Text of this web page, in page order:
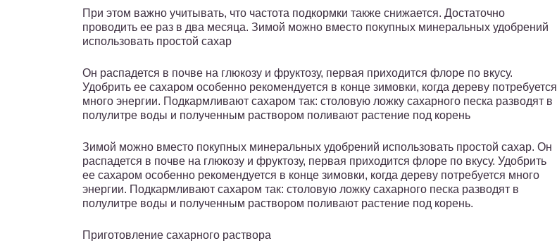
При этом важно учитывать, что частота подкормки также снижается. Достаточно
проводить ее раз в два месяца. Зимой можно вместо покупных минеральных удобрений
использовать простой сахар
Он распадется в почве на глюкозу и фруктозу, первая приходится флоре по вкусу.
Удобрить ее сахаром особенно рекомендуется в конце зимовки, когда дереву потребуется
много энергии. Подкармливают сахаром так: столовую ложку сахарного песка разводят в
полулитре воды и полученным раствором поливают растение под корень
Зимой можно вместо покупных минеральных удобрений использовать простой сахар. Он
распадется в почве на глюкозу и фруктозу, первая приходится флоре по вкусу. Удобрить
ее сахаром особенно рекомендуется в конце зимовки, когда дереву потребуется много
энергии. Подкармливают сахаром так: столовую ложку сахарного песка разводят в
полулитре воды и полученным раствором поливают растение под корень.
Приготовление сахарного раствора